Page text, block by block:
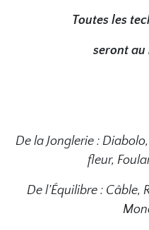
Toutes les
seront au
De la Jonglerie :
fleur,
De l’Équilibre : Câble,